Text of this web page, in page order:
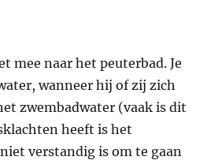
mee naar het peuterbad. Je
wanneer hij of zij zich
zwembadwater (vaak is dit
heeft is het
verstandig is om te gaan